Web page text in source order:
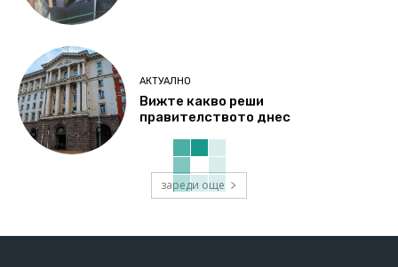
АКТУАЛНО
Вижте какво реши
правителството днес
зареди още